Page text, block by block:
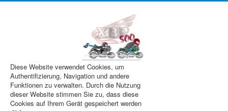
Diese Website verwendet Cookies, um
Authentifizierung, Navigation und andere
Funktionen zu verwalten. Durch die Nutzung
dieser Website stimmen Sie zu, dass diese
Cookies auf Ihrem Gerät gespeichert werden